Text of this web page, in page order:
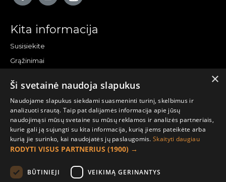
Kita informacija
Susisiekite
Grąžinimai
Pirkėjo paskyra
Mano paskyra
Užsakymai
Naujienlaiškiai
Informacija užsakovui
×
Ši svetainė naudoja slapukus
Naudojame slapukus siekdami suasmeninti turinį, skelbimus ir
analizuoti srautą. Taip pat dalijamės informacija apie jūsų
naudojimąsi mūsų svetaine su mūsų reklamos ir analizės partneriais,
kurie gali ją sujungti su kita informacija, kurią jiems pateikėte arba
kurią jie surinko, kai naudojatės jų paslaugomis.Skaityti daugiau
RODYTI VISUS PARTNERIUS (1900) →
BŪTINIEJI VEIKIMĄ GERINANTYS